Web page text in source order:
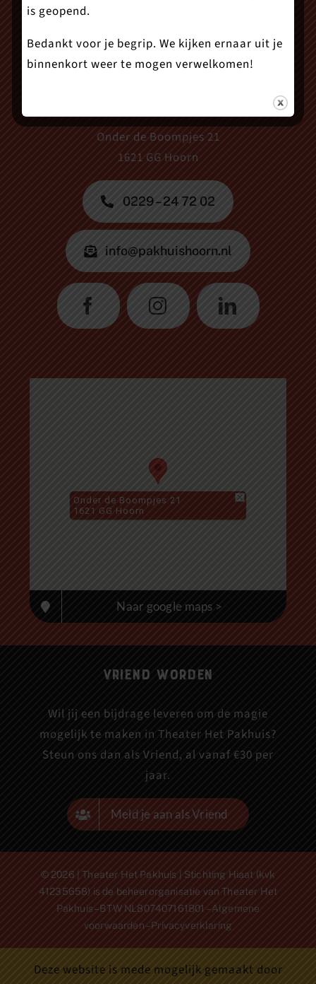
Onder de Boompjes 21
1621 GG Hoorn
Naar google maps >
Onder de Boompjes 21
1621 GG Hoorn
0229 – 24 72 02
info@pakhuishoorn.nl
Vriend worden
Wil jij een bijdrage leveren om de magie
mogelijk te maken in Theater Het Pakhuis?
Steun ons dan als Vriend, al vanaf €30 per
jaar.
Meld je aan als Vriend
© 2026 | Theater Het Pakhuis | Stichting Hiaat (kvk
41235658) is de beheerorganisatie van Theater Het
Pakhuis – BTW NL807407161B01 –Algemene
voorwaarden–Privacyverklaring
Deze website is mede mogelijk gemaakt door
is geopend.
Bedankt voor je begrip. We kijken ernaar uit je
binnenkort weer te mogen verwelkomen!